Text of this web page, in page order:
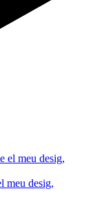
meu desig,